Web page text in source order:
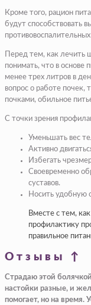
Кроме того, рацион
будут способствовать
Перед тем, как лечить
понимать, что в основе
менее трех литров в
вопрос о работе почек,
почками, обильное
С точки зрения
Уменьшать вес
Активно
Избегать
Своевременно
суставов.
Носить удобную
Вместе с тем,
профилактику
правильное
Отзывы ↑
Страдаю этой
настойки разные, и
помогает, но на время.